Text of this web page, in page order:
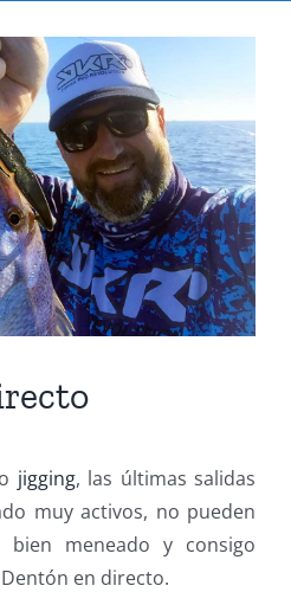
jigging, las últimas salidas
muy activos, no pueden
meneado y consigo
en directo.